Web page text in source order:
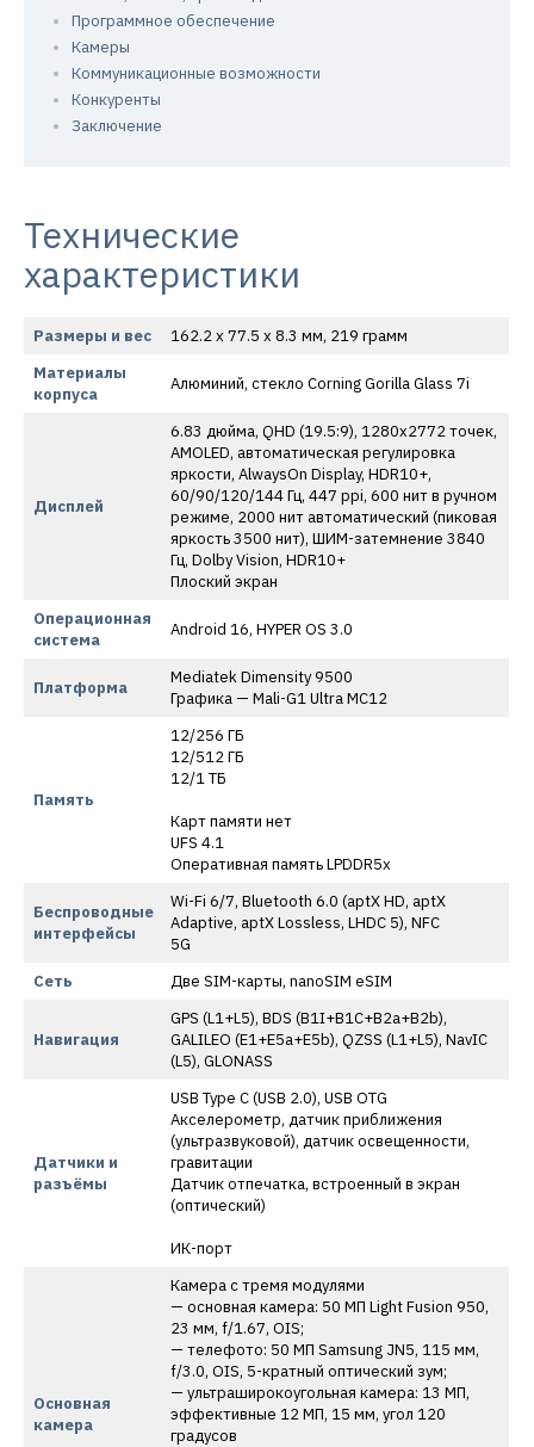
Программное обеспечение
Камеры
Коммуникационные возможности
Конкуренты
Заключение
Технические
характеристики
Размеры и вес
162.2 x 77.5 x 8.3 мм, 219 грамм
Материалы
корпуса
Алюминий, стекло Corning Gorilla Glass 7i
Дисплей
6.83 дюйма, QHD (19.5:9), 1280х2772 точек,
AMOLED, автоматическая регулировка
яркости, AlwaysOn Display, HDR10+,
60/90/120/144 Гц, 447 ppi, 600 нит в ручном
режиме, 2000 нит автоматический (пиковая
яркость 3500 нит), ШИМ-затемнение 3840
Гц, Dolby Vision, HDR10+
Плоский экран
Операционная
система
Android 16, HYPER OS 3.0
Платформа
Mediatek Dimensity 9500
Графика — Mali-G1 Ultra MC12
Память
12/256 ГБ
12/512 ГБ
12/1 ТБ
Карт памяти нет
UFS 4.1
Оперативная память LPDDR5х
Беспроводные
интерфейсы
Wi-Fi 6/7, Bluetooth 6.0 (aptX HD, aptX
Adaptive, aptX Lossless, LHDC 5), NFC
5G
Сеть
Две SIM-карты, nanoSIM eSIM
Навигация
GPS (L1+L5), BDS (B1I+B1C+B2a+B2b),
GALILEO (E1+E5a+E5b), QZSS (L1+L5), NavIC
(L5), GLONASS
Датчики и
разъёмы
USB Type C (USB 2.0), USB OTG
Акселерометр, датчик приближения
(ультразвуковой), датчик освещенности,
гравитации
Датчик отпечатка, встроенный в экран
(оптический)
ИК-порт
Основная
камера
Камера с тремя модулями
— основная камера: 50 МП Light Fusion 950,
23 мм, f/1.67, OIS;
— телефото: 50 МП Samsung JN5, 115 мм,
f/3.0, OIS, 5-кратный оптический зум;
— ультраширокоугольная камера: 13 МП,
эффективные 12 МП, 15 мм, угол 120
градусов